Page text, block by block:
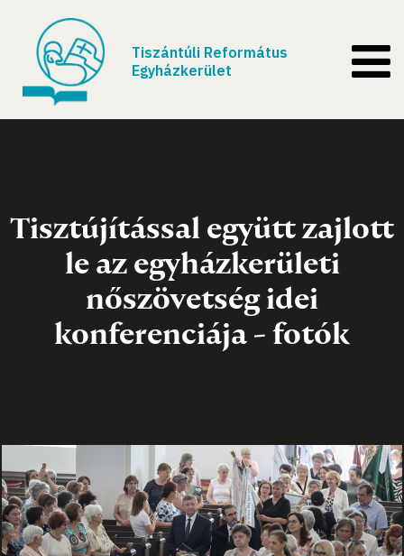
Tiszántúli Református
Egyházkerület
Tisztújítással együtt zajlott
le az egyházkerületi
nőszövetség idei
konferenciája - fotók